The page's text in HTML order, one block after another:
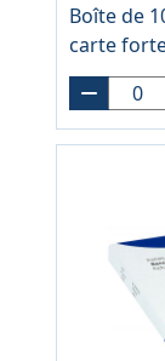
Boîte de
carte
cm